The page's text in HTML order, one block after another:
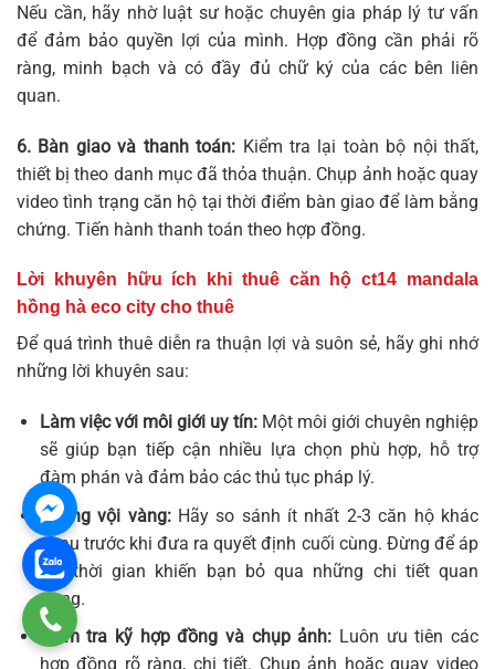
Nếu cần, hãy nhờ luật sư hoặc chuyên gia pháp lý tư vấn
để đảm bảo quyền lợi của mình. Hợp đồng cần phải rõ
ràng, minh bạch và có đầy đủ chữ ký của các bên liên
quan.
6. Bàn giao và thanh toán: Kiểm tra lại toàn bộ nội thất,
thiết bị theo danh mục đã thỏa thuận. Chụp ảnh hoặc quay
video tình trạng căn hộ tại thời điểm bàn giao để làm bằng
chứng. Tiến hành thanh toán theo hợp đồng.
Lời khuyên hữu ích khi thuê căn hộ ct14 mandala
hồng hà eco city cho thuê
Để quá trình thuê diễn ra thuận lợi và suôn sẻ, hãy ghi nhớ
những lời khuyên sau:
Làm việc với môi giới uy tín:Một môi giới chuyên nghiệp
sẽ giúp bạn tiếp cận nhiều lựa chọn phù hợp, hỗ trợ
đàm phán và đảm bảo các thủ tục pháp lý.
Không vội vàng:Hãy so sánh ít nhất 2-3 căn hộ khác
nhau trước khi đưa ra quyết định cuối cùng. Đừng để áp
lực thời gian khiến bạn bỏ qua những chi tiết quan
trọng.
Kiểm tra kỹ hợp đồng và chụp ảnh: Luôn ưu tiên các
hợp đồng rõ ràng, chi tiết. Chụp ảnh hoặc quay video